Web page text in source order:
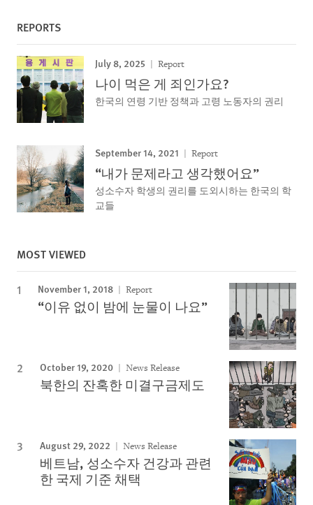
REPORTS
July 8, 2025 Report
나이 먹은 게 죄인가요?
한국의 연령 기반 정책과 고령 노동자의 권리
September 14, 2021 Report
“내가 문제라고 생각했어요”
성소수자 학생의 권리를 도외시하는 한국의 학
교들
MOST VIEWED
November 1, 2018 Report
“이유 없이 밤에 눈물이 나요”
October 19, 2020 News Release
북한의 잔혹한 미결구금제도
August 29, 2022 News Release
베트남, 성소수자 건강과 관련
한 국제 기준 채택